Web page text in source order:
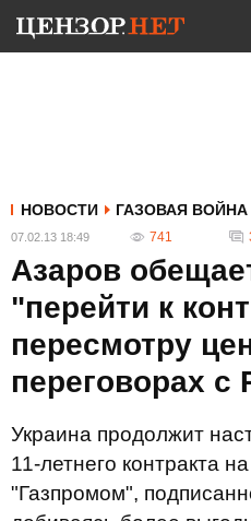
НОВОСТИ ГАЗОВАЯ ВОЙНА
07.02.13 18:49 741
Азаров
"перейти к
пересмотру
переговорах с
Украина продолжит
11-летнего контракта
"Газпромом",